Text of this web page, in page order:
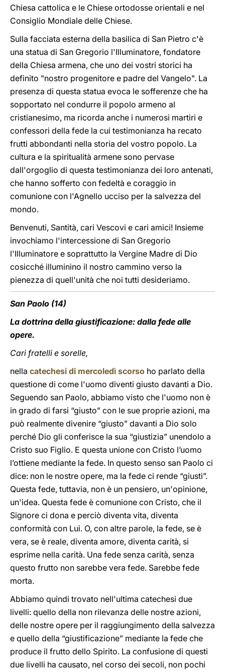
Chiesa cattolica e le Chiese ortodosse orientali e nel
Consiglio Mondiale delle Chiese.
Sulla facciata esterna della basilica di San Pietro c'è
una statua di San Gregorio l'Illuminatore, fondatore
della Chiesa armena, che uno dei vostri storici ha
definito "nostro progenitore e padre del Vangelo". La
presenza di questa statua evoca le sofferenze che ha
sopportato nel condurre il popolo armeno al
cristianesimo, ma ricorda anche i numerosi martiri e
confessori della fede la cui testimonianza ha recato
frutti abbondanti nella storia del vostro popolo. La
cultura e la spiritualità armene sono pervase
dall'orgoglio di questa testimonianza dei loro antenati,
che hanno sofferto con fedeltà e coraggio in
comunione con l'Agnello ucciso per la salvezza del
mondo.
Benvenuti, Santità, cari Vescovi e cari amici! Insieme
invochiamo l'intercessione di San Gregorio
l'Illuminatore e soprattutto la Vergine Madre di Dio
cosicché illuminino il nostro cammino verso la
pienezza di quell'unità che noi tutti desideriamo.
San Paolo (14)
La dottrina della giustificazione: dalla fede alle
opere.
Cari fratelli e sorelle,
nella catechesi di mercoledì scorso ho parlato della
questione di come l'uomo diventi giusto davanti a Dio.
Seguendo san Paolo, abbiamo visto che l'uomo non è
in grado di farsi “giusto” con le sue proprie azioni, ma
può realmente divenire “giusto” davanti a Dio solo
perché Dio gli conferisce la sua “giustizia” unendolo a
Cristo suo Figlio. E questa unione con Cristo l’uomo
l’ottiene mediante la fede. In questo senso san Paolo ci
dice: non le nostre opere, ma la fede ci rende “giusti”.
Questa fede, tuttavia, non è un pensiero, un'opinione,
un'idea. Questa fede è comunione con Cristo, che il
Signore ci dona e perciò diventa vita, diventa
conformità con Lui. O, con altre parole, la fede, se è
vera, se è reale, diventa amore, diventa carità, si
esprime nella carità. Una fede senza carità, senza
questo frutto non sarebbe vera fede. Sarebbe fede
morta.
Abbiamo quindi trovato nell'ultima catechesi due
livelli: quello della non rilevanza delle nostre azioni,
delle nostre opere per il raggiungimento della salvezza
e quello della “giustificazione” mediante la fede che
produce il frutto dello Spirito. La confusione di questi
due livelli ha causato, nel corso dei secoli, non pochi